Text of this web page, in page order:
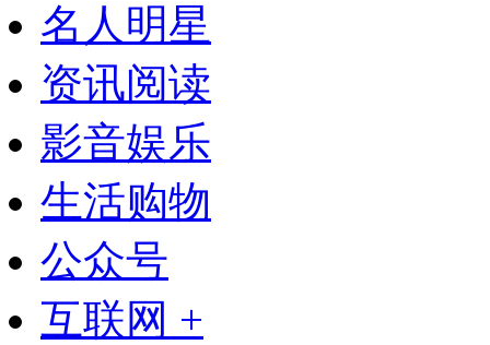
名人明星
资讯阅读
影音娱乐
生活购物
公众号
互联网 +